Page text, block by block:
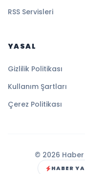
RSS Servisleri
YASAL
Gizlilik Politikası
Kullanım Şartları
Çerez Politikası
© 2026 Haber
HABER